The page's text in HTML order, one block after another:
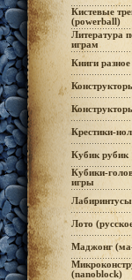
Кистевые
(powerball)
Литература
играм
Книги разное
Крестики-
Кубик рубик
Кубики-
игры
Лабиринтусы
Лото
Маджонг
(nanoblock)